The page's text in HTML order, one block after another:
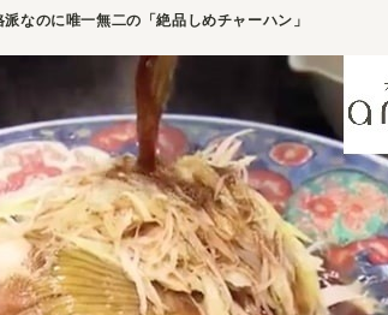
なのに唯一無二の「絶品しめチャーハン」